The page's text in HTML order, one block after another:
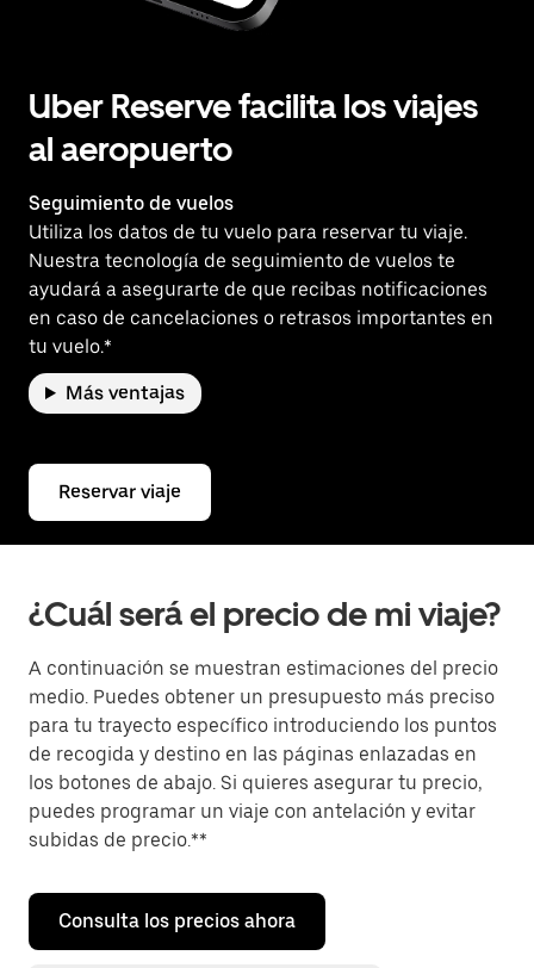
Uber Reserve facilita los viajes
al aeropuerto
Seguimiento de vuelos
Utiliza los datos de tu vuelo para reservar tu viaje.
Nuestra tecnología de seguimiento de vuelos te
ayudará a asegurarte de que recibas notificaciones
en caso de cancelaciones o retrasos importantes en
tu vuelo.*
Más ventajas
Reservar viaje
¿Cuál será el precio de mi viaje?
A continuación se muestran estimaciones del precio
medio. Puedes obtener un presupuesto más preciso
para tu trayecto específico introduciendo los puntos
de recogida y destino en las páginas enlazadas en
los botones de abajo. Si quieres asegurar tu precio,
puedes programar un viaje con antelación y evitar
subidas de precio.**
Consulta los precios ahora